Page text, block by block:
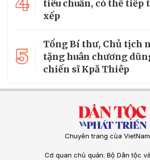
tiêu chuẩn, có thể tiếp
xếp
5
Tổng Bí thư, Chủ tịch
tặng huân chương
chiến sĩ Kpă Thiêp
Chuyên trang của
Cơ quan chủ quản: Bộ Dân tộc